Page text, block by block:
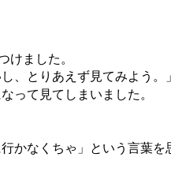
ました。
、とりあえず見てみよう。」
って見てしまいました。
かなくちゃ」という言葉を